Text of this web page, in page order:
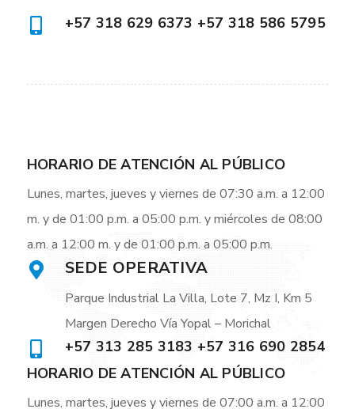
+57 318 629 6373 +57 318 586 5795
HORARIO DE ATENCIÓN AL PÚBLICO
Lunes, martes, jueves y viernes de 07:30 a.m. a 12:00
m. y de 01:00 p.m. a 05:00 p.m. y miércoles de 08:00
a.m. a 12:00 m. y de 01:00 p.m. a 05:00 p.m.
SEDE OPERATIVA
Parque Industrial La Villa, Lote 7, Mz I, Km 5
Margen Derecho Vía Yopal – Morichal
+57 313 285 3183 +57 316 690 2854
HORARIO DE ATENCIÓN AL PÚBLICO
Lunes, martes, jueves y viernes de 07:00 a.m. a 12:00